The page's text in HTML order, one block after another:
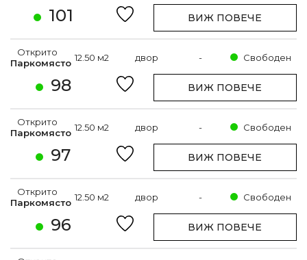
101 ВИЖ ПОВЕЧЕ
98
Открито
Паркомясто 12.50 м2 двор - Свободен
ВИЖ ПОВЕЧЕ
97
Открито
Паркомясто 12.50 м2 двор - Свободен
ВИЖ ПОВЕЧЕ
96
Открито
Паркомясто 12.50 м2 двор - Свободен
ВИЖ ПОВЕЧЕ